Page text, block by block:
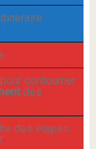
contourner
des
des étapes